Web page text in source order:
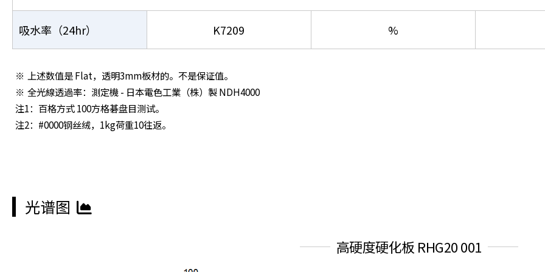
吸水率（24hr） K7209 %
※ 上述数值是 Flat，透明3mm板材的。不是保证值。
※ 全光線透過率：測定機 - 日本電色工業（株）製 NDH4000
注1：百格方式 100方格碁盘目测试。
注2：#0000钢丝绒，1kg荷重10往返。
光谱图
高硬度硬化板 RHG20 001